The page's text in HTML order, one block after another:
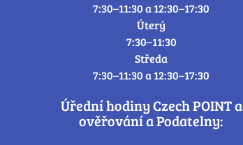
7:30–11:30 a 12:30–17:30
Úterý
7:30–11:30
Středa
7:30–11:30 a 12:30–17:30
Úřední hodiny Czech POINT a
ověřování a Podatelny: